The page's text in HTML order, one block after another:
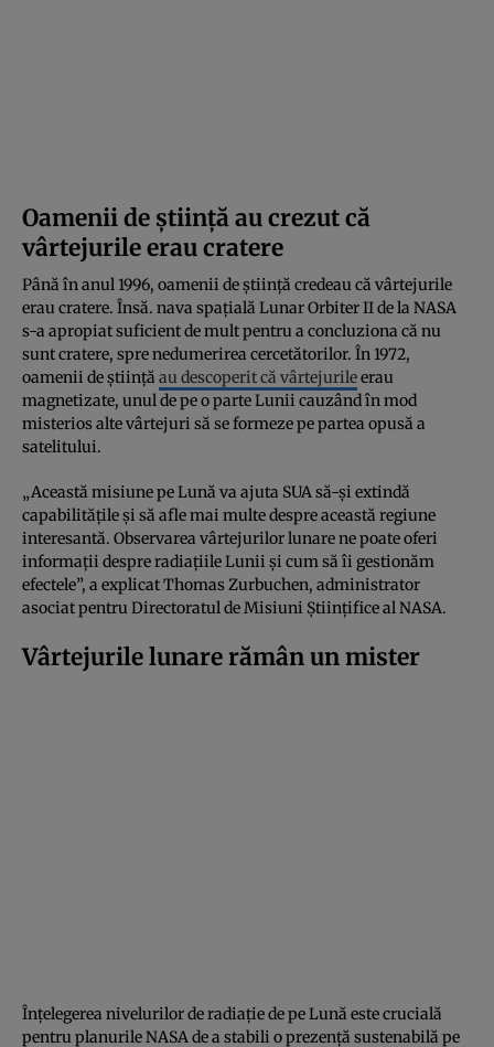
Oamenii de știință au crezut că
vârtejurile erau cratere
Până în anul 1996, oamenii de știință credeau că vârtejurile
erau cratere. Însă. nava spațială Lunar Orbiter II de la NASA
s-a apropiat suficient de mult pentru a concluziona că nu
sunt cratere, spre nedumerirea cercetătorilor. În 1972,
oamenii de știință au descoperit că vârtejurileerau
magnetizate, unul de pe o parte Lunii cauzând în mod
misterios alte vârtejuri să se formeze pe partea opusă a
satelitului.
„Această misiune pe Lună va ajuta SUA să-și extindă
capabilitățile și să afle mai multe despre această regiune
interesantă. Observarea vârtejurilor lunare ne poate oferi
informații despre radiațiile Lunii și cum să îi gestionăm
efectele”, a explicat Thomas Zurbuchen, administrator
asociat pentru Directoratul de Misiuni Științifice al NASA.
Vârtejurile lunare rămân un mister
Înțelegerea nivelurilor de radiație de pe Lună este crucială
pentru planurile NASA de a stabili o prezență sustenabilă pe